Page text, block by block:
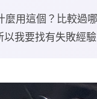
用這個？比較過
我要找有失敗經